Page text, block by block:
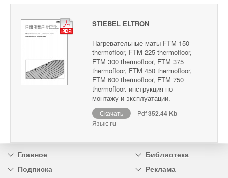
STIEBEL ELTRON
Нагревательные маты FTM 150
thermofloor, FTM 225 thermofloor,
FTM 300 thermofloor, FTM 375
thermofloor, FTM 450 thermofloor,
FTM 600 thermofloor, FTM 750
thermofloor. инструкция по
монтажу и эксплуатации.
Скачать Pdf352.44 Kb
Язык:ru
Главное
Библиотека
Подписка
Реклама